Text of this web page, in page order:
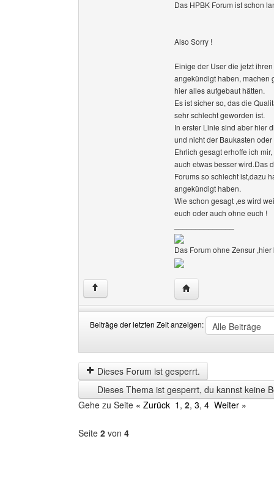
Das HPBK Forum ist schon
Also Sorry !
Einige der User die jetzt
angekündigt haben, machen
hier alles aufgebaut hätten.
Es ist sicher so, das die
sehr schlecht geworden ist.
In erster Linie sind aber hier
und nicht der Baukasten
Ehrlich gesagt erhoffe ich
auch etwas besser wird.Das
Forums so schlecht ist,dazu
angekündigt haben.
Wie schon gesagt ,es wird
euch oder auch ohne euch !
Das Forum ohne Zensur
↑ Website dieses
Beiträge der letzten Zeit anzeigen:
der
letzten
Zeit
anzeigen
by
Dieses Forum ist gesperrt.
Dieses Thema ist gesperrt, du kannst keine
Gehe zu Seite « Zurück 1 , 2, 3, 4 Weiter »
Seite 2 von 4